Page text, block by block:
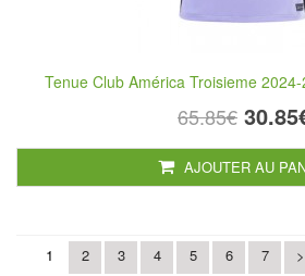
Tenue Club América Troisieme
65.85€
AJOUTER AU
1 2 3 4 5 6 7 >